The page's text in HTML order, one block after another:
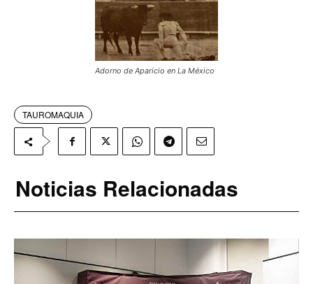
Adorno de Aparicio en La México
TAUROMAQUIA
Noticias Relacionadas